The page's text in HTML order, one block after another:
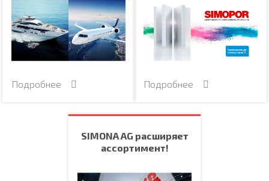
Подробнее Подробнее
SIMONA AG расширяет
ассортимент!